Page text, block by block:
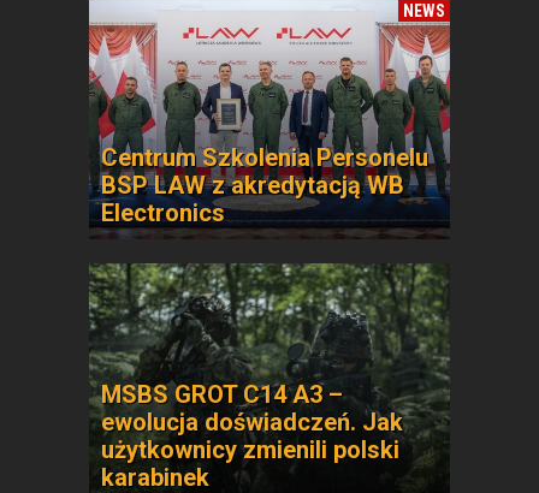
NEWS
Centrum Szkolenia Personelu
BSP LAW z akredytacją WB
Electronics
MSBS GROT C14 A3 –
ewolucja doświadczeń. Jak
użytkownicy zmienili polski
karabinek